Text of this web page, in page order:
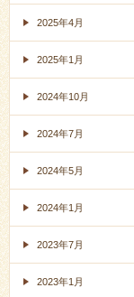
2025年4月
2025年1月
2024年10月
2024年7月
2024年5月
2024年1月
2023年7月
2023年1月